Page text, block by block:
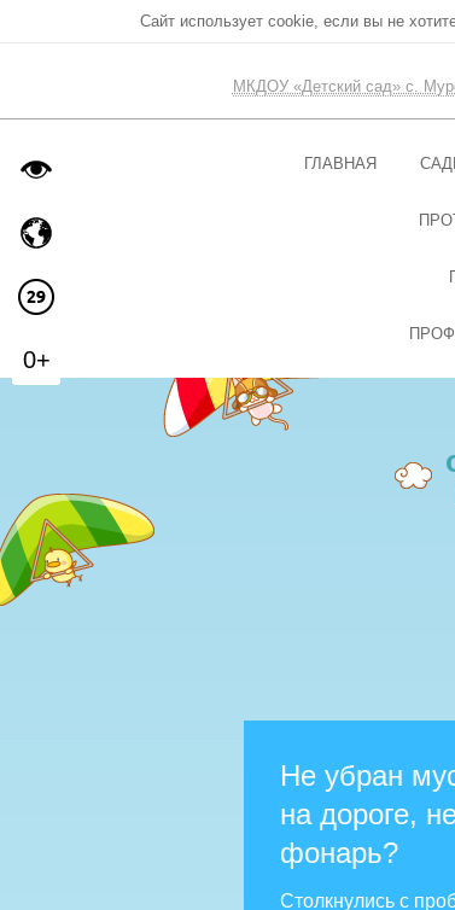
Сайт использует cookie, если вы не
МКДОУ «Детский сад» с.
ГЛАВНАЯ
Не убран
на дороге,
фонарь?
Столкнулись с
0+